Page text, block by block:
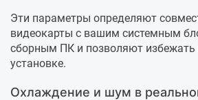
Эти параметры определяют
видеокарты с вашим системным
сборным ПК и позволяют избежать
установке.
Охлаждение и шум в